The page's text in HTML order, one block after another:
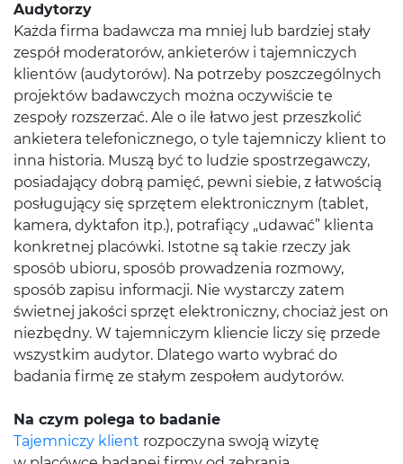
Audytorzy
Każda firma badawcza ma mniej lub bardziej stały
zespół moderatorów, ankieterów i tajemniczych
klientów (audytorów). Na potrzeby poszczególnych
projektów badawczych można oczywiście te
zespoły rozszerzać. Ale o ile łatwo jest przeszkolić
ankietera telefonicznego, o tyle tajemniczy klient to
inna historia. Muszą być to ludzie spostrzegawczy,
posiadający dobrą pamięć, pewni siebie, z łatwością
posługujący się sprzętem elektronicznym (tablet,
kamera, dyktafon itp.), potrafiący „udawać” klienta
konkretnej placówki. Istotne są takie rzeczy jak
sposób ubioru, sposób prowadzenia rozmowy,
sposób zapisu informacji. Nie wystarczy zatem
świetnej jakości sprzęt elektroniczny, chociaż jest on
niezbędny. W tajemniczym kliencie liczy się przede
wszystkim audytor. Dlatego warto wybrać do
badania firmę ze stałym zespołem audytorów.
Na czym polega to badanie
Tajemniczy klient rozpoczyna swoją wizytę